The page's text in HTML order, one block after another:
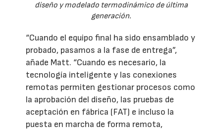
diseño y modelado termodinámico de última
generación.
“Cuando el equipo final ha sido ensamblado y
probado, pasamos a la fase de entrega”,
añade Matt. “Cuando es necesario, la
tecnología inteligente y las conexiones
remotas permiten gestionar procesos como
la aprobación del diseño, las pruebas de
aceptación en fábrica (FAT) e incluso la
puesta en marcha de forma remota,